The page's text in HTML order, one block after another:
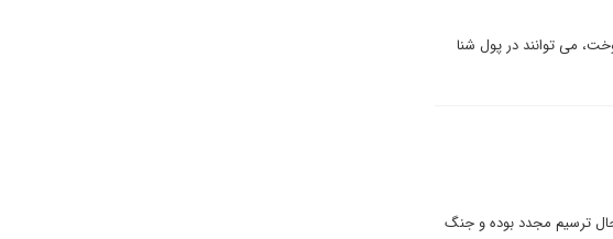
می توانند در پول شنا
حال ترسیم مجدد بوده و جنگ